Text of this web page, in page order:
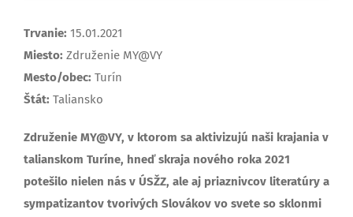
Trvanie: 15.01.2021
Miesto: Združenie MY@VY
Mesto/obec: Turín
Štát: Taliansko
Združenie MY@VY, v ktorom sa aktivizujú naši krajania v
talianskom Turíne, hneď skraja nového roka 2021
potešilo nielen nás v ÚSŽZ, ale aj priaznivcov literatúry a
sympatizantov tvorivých Slovákov vo svete so sklonmi